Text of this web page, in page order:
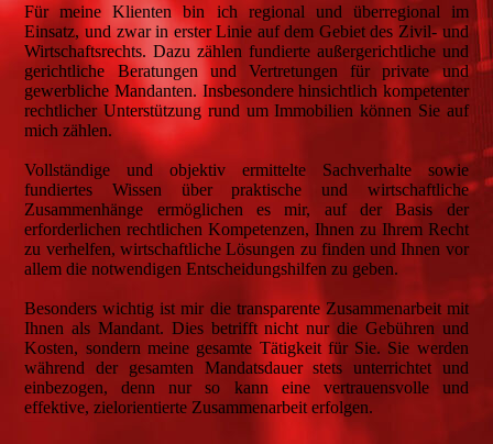
Für meine Klienten bin ich regional und überregional im
Einsatz, und zwar in erster Linie auf dem Gebiet des Zivil- und
Wirtschaftsrechts. Dazu zählen fundierte außergerichtliche und
gerichtliche Beratungen und Vertretungen für private und
gewerbliche Mandanten. Insbesondere hinsichtlich kompetenter
rechtlicher Unterstützung rund um Immobilien können Sie auf
mich zählen.
Vollständige und objektiv ermittelte Sachverhalte sowie
fundiertes Wissen über praktische und wirtschaftliche
Zusammenhänge ermöglichen es mir, auf der Basis der
erforderlichen rechtlichen Kompetenzen, Ihnen zu Ihrem Recht
zu verhelfen, wirtschaftliche Lösungen zu finden und Ihnen vor
allem die notwendigen Entscheidungshilfen zu geben.
Besonders wichtig ist mir die transparente Zusammenarbeit mit
Ihnen als Mandant. Dies betrifft nicht nur die Gebühren und
Kosten, sondern meine gesamte Tätigkeit für Sie. Sie werden
während der gesamten Mandatsdauer stets unterrichtet und
einbezogen, denn nur so kann eine vertrauensvolle und
effektive, zielorientierte Zusammenarbeit erfolgen.